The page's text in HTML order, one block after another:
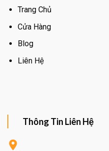
Trang Chủ
Cửa Hàng
Blog
Liên Hệ
Thông Tin Liên Hệ